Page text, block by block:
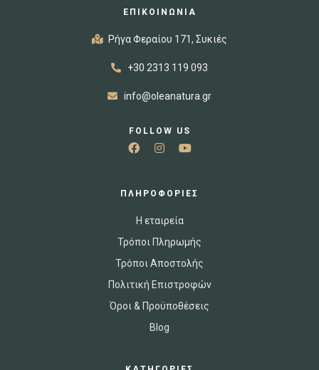
ΕΠΙΚΟΙΝΩΝΙΑ
Ρήγα Φεραίου 171, Συκιές
+30 2313 119 093
info@oleanatura.gr
FOLLOW US
ΠΛΗΡΟΦΟΡΙΕΣ
Η εταιρεία
Τρόποι Πληρωμής
Τρόποι Αποστολής
Πολιτική Επιστροφών
Όροι & Προϋποθέσεις
Blog